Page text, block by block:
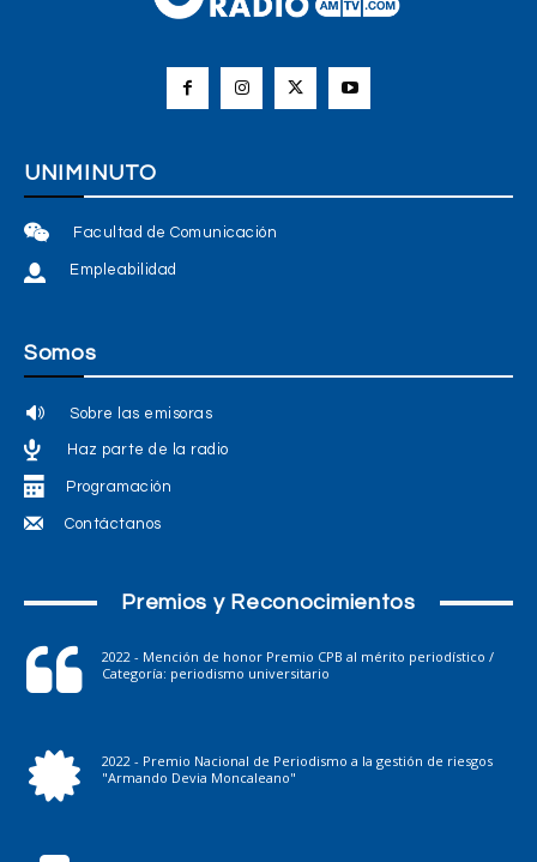
UNIMINUTO
Facultad de Comunicación
Empleabilidad
Somos
Sobre las emisoras
Haz parte de la radio
Programación
Contáctanos
Premios y Reconocimientos
2022 - Mención de honor Premio CPB al mérito periodístico /
Categoría: periodismo universitario
2022 - Premio Nacional de Periodismo a la gestión de riesgos
"Armando Devia Moncaleano"